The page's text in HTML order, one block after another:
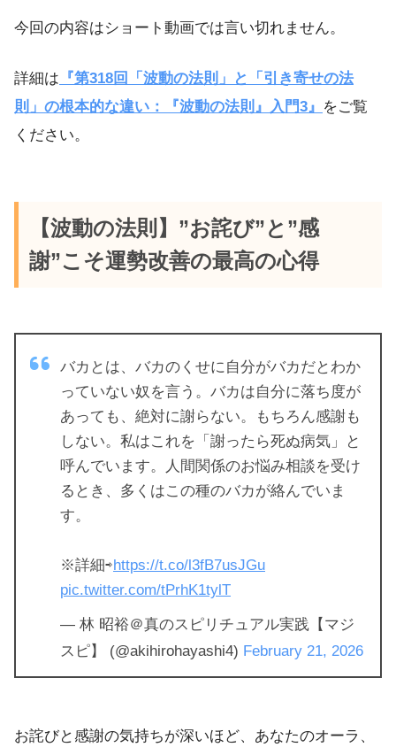
今回の内容はショート動画では言い切れません。
詳細は 『第318回「波動の法則」と「引き寄せの法
則」の根本的な違い：『波動の法則』入門3』 をご覧
ください。
【波動の法則】”お詫び”と”感
謝”こそ運勢改善の最高の心得
バカとは、バカのくせに自分がバカだとわか
っていない奴を言う。バカは自分に落ち度が
あっても、絶対に謝らない。もちろん感謝も
しない。私はこれを「謝ったら死ぬ病気」と
呼んでいます。人間関係のお悩み相談を受け
るとき、多くはこの種のバカが絡んでいま
す。
※詳細⇨https://t.co/l3fB7usJGu
pic.twitter.com/tPrhK1tylT
— 林 昭裕＠真のスピリチュアル実践【マジ
スピ】 (@akihirohayashi4) February 21, 2026
お詫びと感謝の気持ちが深いほど、あなたのオーラ、